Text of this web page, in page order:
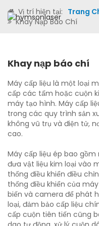
Vị trí hiện tại: Trang
Khay Nạp Báo Chí
Khay nạp báo chí
Máy cấp liệu là một loại
cấp các tấm hoặc cuộn
máy tạo hình. Máy cấp
trong các quy trình sản
không vũ trụ và điện tử,
cao.
Máy cấp liệu ép bao
đưa vật liệu kim loại vào
thống điều khiển điều
thống điều khiển của
biến và camera để phát
loại, đảm bảo cấp liệu
cấp cuộn tiên tiến cũng